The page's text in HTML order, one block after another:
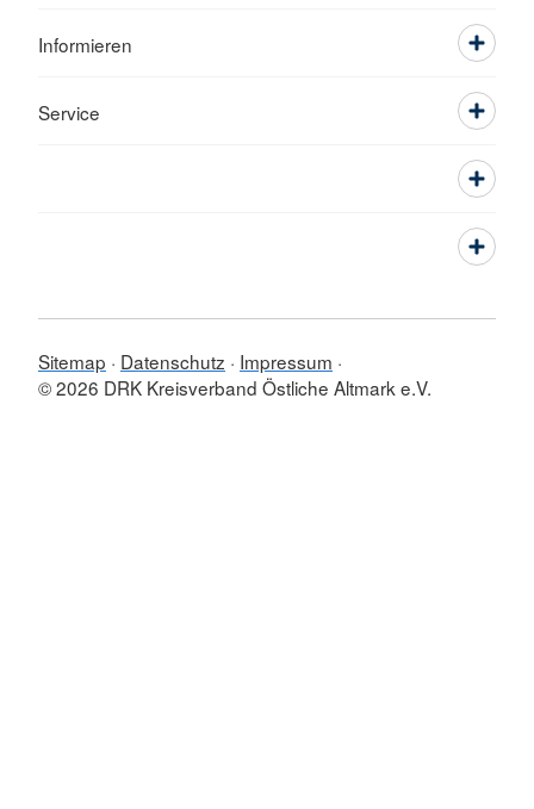
Informieren
Service
Sitemap Datenschutz
Impressum
© 2026 DRK Kreisverband Östliche Altmark e.V.